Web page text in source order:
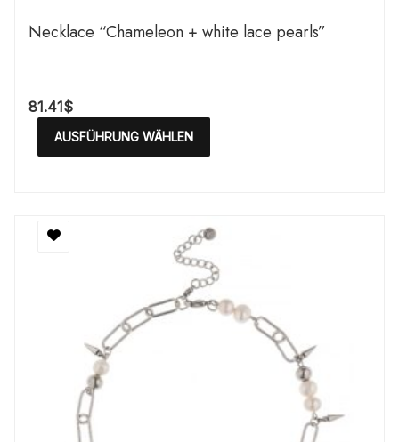
Necklace “Chameleon + white lace pearls”
81.41$
AUSFÜHRUNG WÄHLEN